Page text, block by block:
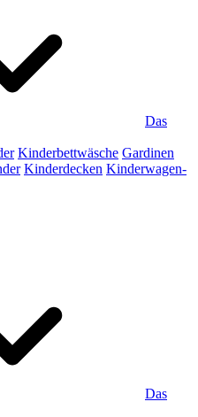
Das
Kinderbettwäsche Gardinen
Kinderdecken Kinderwagen-
Das